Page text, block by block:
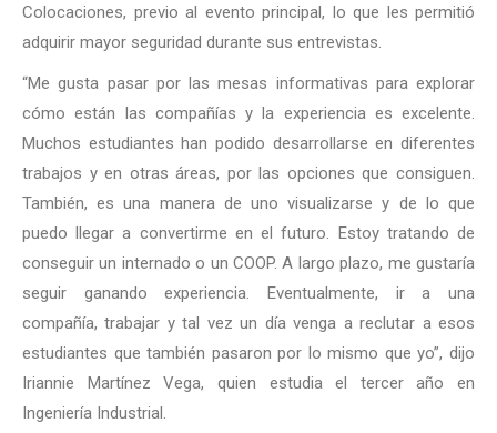
Colocaciones, previo al evento principal, lo que les permitió
adquirir mayor seguridad durante sus entrevistas.
“Me gusta pasar por las mesas informativas para explorar
cómo están las compañías y la experiencia es excelente.
Muchos estudiantes han podido desarrollarse en diferentes
trabajos y en otras áreas, por las opciones que consiguen.
También, es una manera de uno visualizarse y de lo que
puedo llegar a convertirme en el futuro. Estoy tratando de
conseguir un internado o un COOP. A largo plazo, me gustaría
seguir ganando experiencia. Eventualmente, ir a una
compañía, trabajar y tal vez un día venga a reclutar a esos
estudiantes que también pasaron por lo mismo que yo”, dijo
Iriannie Martínez Vega, quien estudia el tercer año en
Ingeniería Industrial.